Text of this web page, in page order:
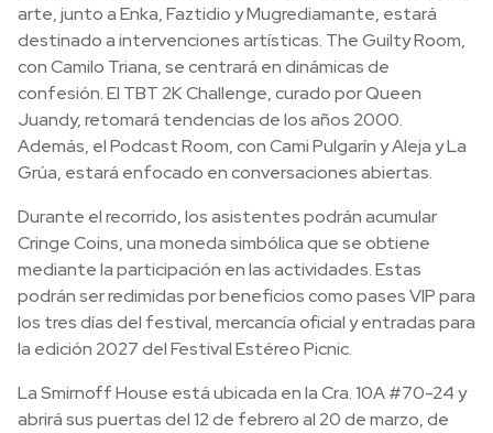
arte, junto a Enka, Faztidio y Mugrediamante, estará
destinado a intervenciones artísticas. The Guilty Room,
con Camilo Triana, se centrará en dinámicas de
confesión. El TBT 2K Challenge, curado por Queen
Juandy, retomará tendencias de los años 2000.
Además, el Podcast Room, con Cami Pulgarín y Aleja y La
Grúa, estará enfocado en conversaciones abiertas.
Durante el recorrido, los asistentes podrán acumular
Cringe Coins, una moneda simbólica que se obtiene
mediante la participación en las actividades. Estas
podrán ser redimidas por beneficios como pases VIP para
los tres días del festival, mercancía oficial y entradas para
la edición 2027 del Festival Estéreo Picnic.
La Smirnoff House está ubicada en la Cra. 10A #70-24 y
abrirá sus puertas del 12 de febrero al 20 de marzo, de